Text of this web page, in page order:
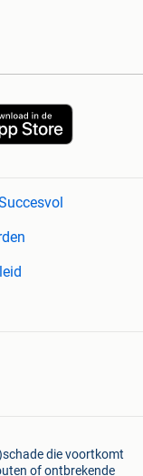
die voortkomt
of ontbrekende